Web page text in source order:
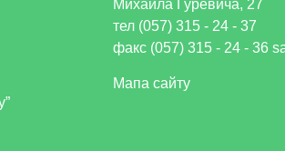
Михайла Гуревича, 27
тел (057) 315 - 24 - 37
факс (057) 315 - 24 - 36
Мапа сайту